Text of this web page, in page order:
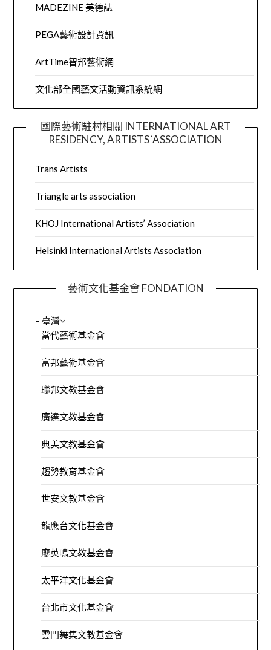
MADEZINE 美德誌
PEGA藝術設計資訊
ArtTime智邦藝術網
文化部全國藝文活動資訊系統網
國際藝術駐村相關 INTERNATIONAL ART
RESIDENCY, ARTISTS´ASSOCIATION
Trans Artists
Triangle arts association
KHOJ International Artists’ Association
Helsinki International Artists Association
藝術文化基金會 FONDATION
– 臺灣
當代藝術基金會
富邦藝術基金會
聯邦文教基金會
廣達文教基金會
典美文教基金會
趨勢教育基金會
世安文教基金會
龍應台文化基金會
廖英鳴文教基金會
太平洋文化基金會
台北市文化基金會
雲門舞集文教基金會